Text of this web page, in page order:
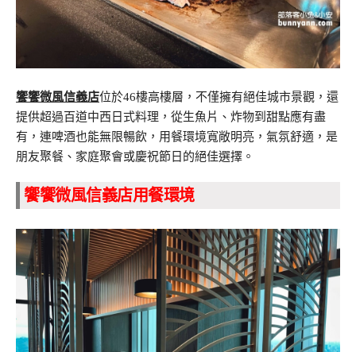
饗饗微風信義店位於46樓高樓層，不僅擁有絕佳城市景觀，還
提供超過百道中西日式料理，從生魚片、炸物到甜點應有盡
有，連啤酒也能無限暢飲，用餐環境寬敞明亮，氣氛舒適，是
朋友聚餐、家庭聚會或慶祝節日的絕佳選擇。
饗饗微風信義店用餐環境